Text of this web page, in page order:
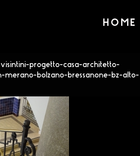
HOME
progetto-casa-architetto-
merano-bolzano-bressanone-bz-alto-